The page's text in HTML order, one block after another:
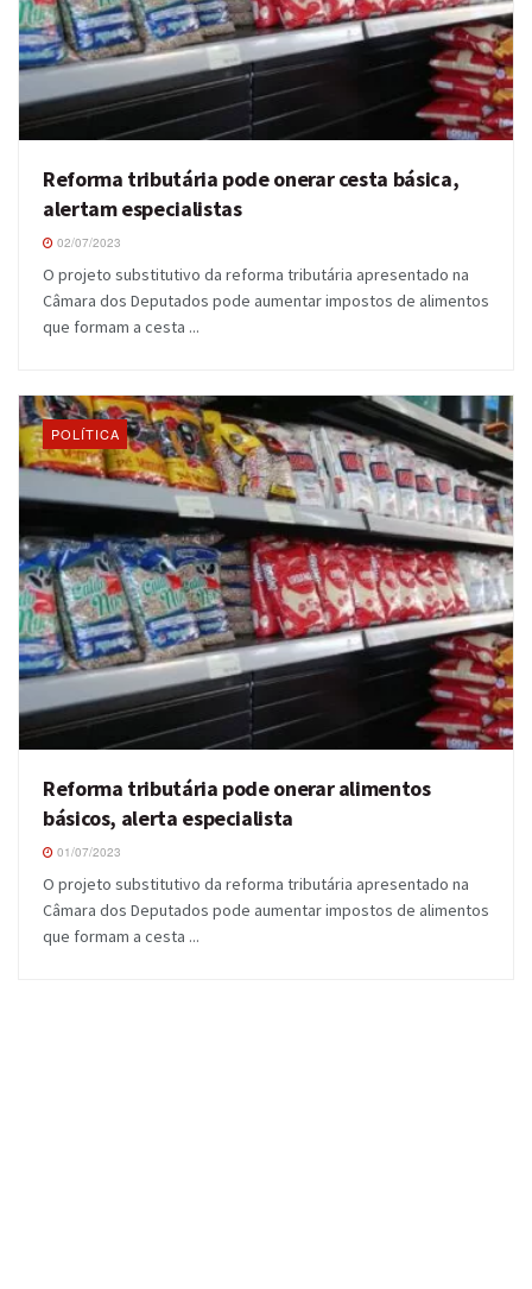
Reforma tributária pode onerar cesta básica,
alertam especialistas
02/07/2023
O projeto substitutivo da reforma tributária apresentado na
Câmara dos Deputados pode aumentar impostos de alimentos
que formam a cesta ...
POLÍTICA
Reforma tributária pode onerar alimentos
básicos, alerta especialista
01/07/2023
O projeto substitutivo da reforma tributária apresentado na
Câmara dos Deputados pode aumentar impostos de alimentos
que formam a cesta ...